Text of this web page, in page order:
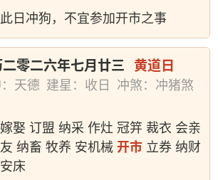
此日冲狗，不宜参加开市之事
零二六年七月廿三 黄道日
天德 建星：收日
冲煞：冲猪煞
嫁娶 订盟 纳采 作灶 冠笄 裁衣 会亲
友 纳畜 牧养 安机械开市 立券 纳财
安床